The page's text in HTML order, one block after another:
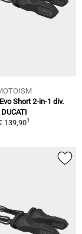
Short 2-in-1 div.
DUCATI
139,901